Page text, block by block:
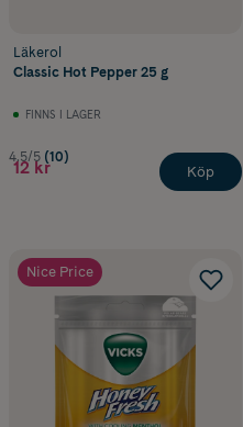
Läkerol
Classic Hot Pepper 25 g
FINNS I LAGER
4.5/5 (10)
12 kr Köp
Nice Price